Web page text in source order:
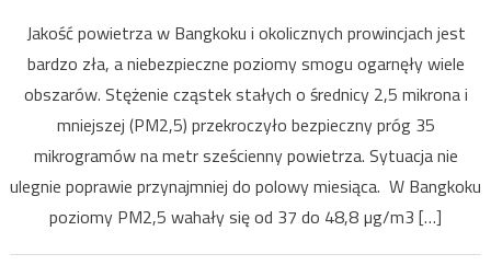
w
do
16go
Jakość powietrza w Bangkoku i okolicznych prowincjach jest
bardzo zła, a niebezpieczne poziomy smogu ogarnęły wiele
obszarów. Stężenie cząstek stałych o średnicy 2,5 mikrona i
mniejszej (PM2,5) przekroczyło bezpieczny próg 35
mikrogramów na metr sześcienny powietrza. Sytuacja nie
ulegnie poprawie przynajmniej do polowy miesiąca. W Bangkoku
poziomy PM2,5 wahały się od 37 do 48,8 µg/m3 […]